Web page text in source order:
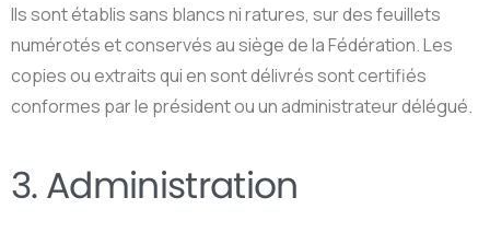
Ils sont établis sans blancs ni ratures, sur des feuillets
numérotés et conservés au siège de la Fédération. Les
copies ou extraits qui en sont délivrés sont certifiés
conformes par le président ou un administrateur délégué.
3.Administration